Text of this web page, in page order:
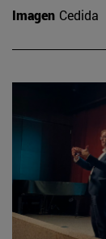
Imagen Cedida